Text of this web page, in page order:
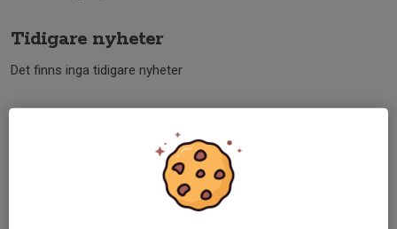
Tidigare nyheter
Det finns inga tidigare nyheter